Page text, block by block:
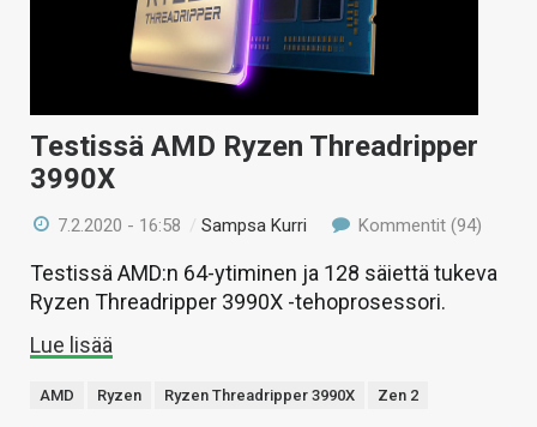
Testissä AMD Ryzen Threadripper
3990X
7.2.2020 - 16:58 /Sampsa Kurri Kommentit (94)
Testissä AMD:n 64-ytiminen ja 128 säiettä tukeva
Ryzen Threadripper 3990X -tehoprosessori.
Lue lisää
AMD Ryzen Ryzen Threadripper 3990X Zen 2